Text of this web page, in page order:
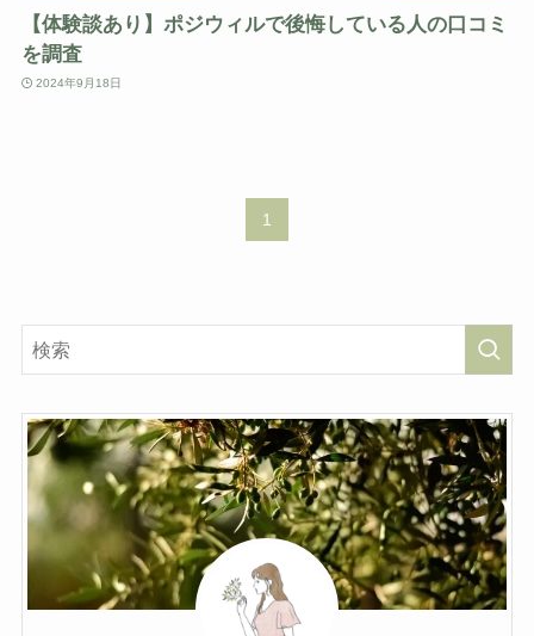
【体験談あり】ポジウィルで後悔している人の口コミ
を調査
2024年9月18日
1